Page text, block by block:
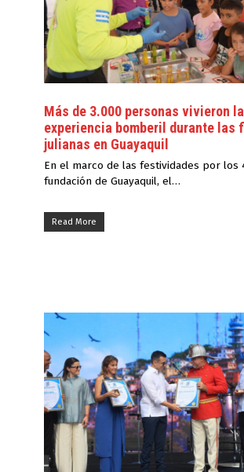
Más de 3.000 personas vivieron la
experiencia bomberil durante las
julianas en Guayaquil
En el marco de las festividades por los
fundación de Guayaquil, el…
Read More